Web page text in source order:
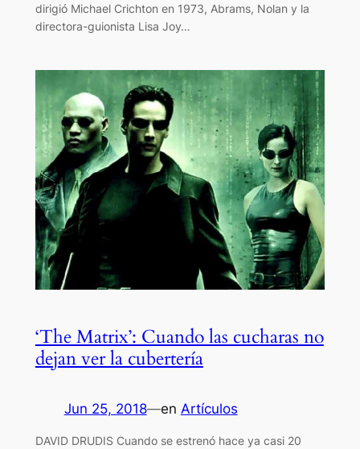
dirigió Michael Crichton en 1973, Abrams, Nolan y la
directora-guionista Lisa Joy…
‘The Matrix’: Cuando las cucharas no
dejan ver la cubertería
Jun 25, 2018—en Artículos
DAVID DRUDIS Cuando se estrenó hace ya casi 20